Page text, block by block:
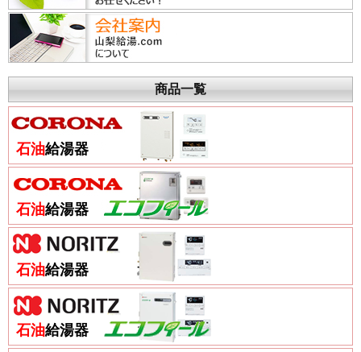
商品一覧
石油給湯器
石油給湯器
石油給湯器
石油給湯器